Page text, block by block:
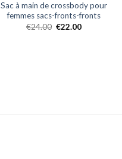
Sac à main de crossbody pour
femmes sacs-fronts-fronts
€24.00 €22.00